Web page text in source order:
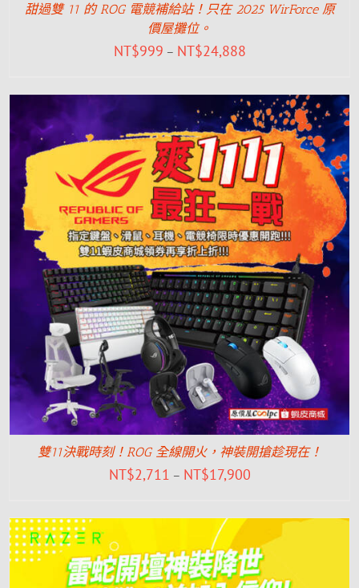
甜過雙 11 的 ROG 電競補給站！只在 2025 WirForce 原
價屋攤位。
NT$999 – NT$24,888
雙11決戰時刻！ROG 全線開火，神裝開搶趁現在！
NT$2,711 – NT$17,900